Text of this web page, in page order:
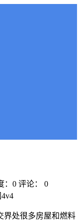
：0 评论：
0
界处很多房屋和燃料